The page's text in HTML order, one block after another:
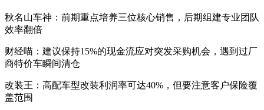
秋名山车神：前期重点培养三位核心销售，后期组建专业团队
效率翻倍
财经喵：建议保持15%的现金流应对突发采购机会，遇到过厂
商特价车瞬间清仓
改装王：高配车型改装利润率可达40%，但要注意客户保险覆
盖范围